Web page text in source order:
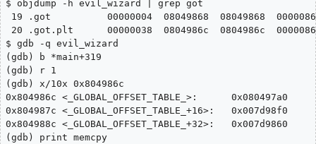
$ objdump -h evil_wizard | grep got
19 .got          00000004  08049868  08049868
20 .got.plt      00000038  0804986c  0804986c
$ gdb -q evil_wizard
(gdb) b *main+319
(gdb) r 1
(gdb) x/10x 0x804986c
0x804986c <_GLOBAL_OFFSET_TABLE_>:
0x804987c <_GLOBAL_OFFSET_TABLE_+16>:
0x804988c <_GLOBAL_OFFSET_TABLE_+32>:   0x007d9860
(gdb) print memcpy